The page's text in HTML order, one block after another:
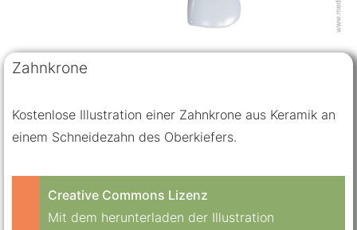
Zahnkrone
Kostenlose Illustration einer Zahnkrone aus Keramik an
einem Schneidezahn des Oberkiefers.
Creative Commons Lizenz
Mit dem herunterladen der Illustration